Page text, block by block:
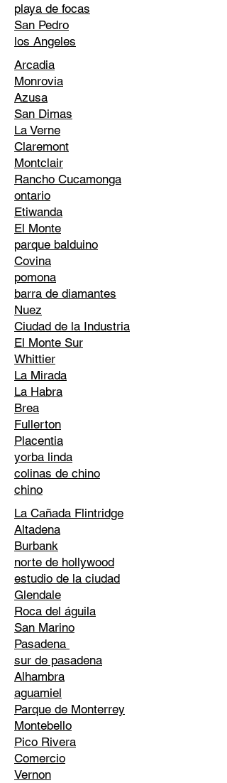
playa de focas
San Pedro
los Angeles
Arcadia
Monrovia
Azusa
San Dimas
La Verne
Claremont
Montclair
Rancho Cucamonga
ontario
Etiwanda
El Monte
parque balduino
Covina
pomona
barra de diamantes
Nuez
Ciudad de la Industria
El Monte Sur
Whittier
La Mirada
La Habra
Brea
Fullerton
Placentia
yorba linda
colinas de chino
chino
La Cañada Flintridge
Altadena
Burbank
norte de hollywood
estudio de la ciudad
Glendale
Roca del águila
San Marino
Pasadena
sur de pasadena
Alhambra
aguamiel
Parque de Monterrey
Montebello
Pico Rivera
Comercio
Vernon